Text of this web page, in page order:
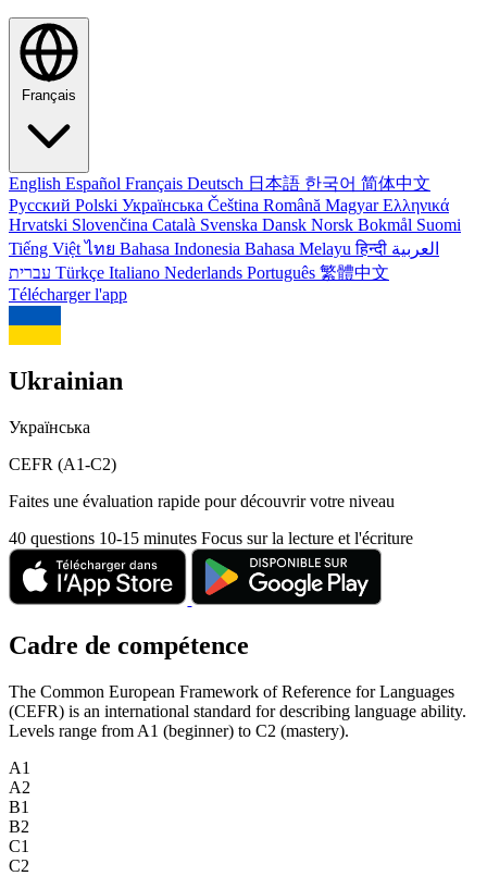
Français
English Español Français Deutsch 日本語 한국어 简体中文
Русский Polski Українська Čeština Română MagyarΕλληνικά
Hrvatski Slovenčina Català Svenska Dansk Norsk Bokmål Suomi
Tiếng Việtไทย Bahasa Indonesia Bahasa Melayuहिन्दी العربية
Türkçe Italiano Nederlands Português 繁體中文
Télécharger l'app
Ukrainian
Українська
CEFR (A1-C2)
Faites une évaluation rapide pour découvrir votre niveau
40 questions 10-15 minutes Focus sur la lecture et l'écriture
Cadre de compétence
The Common European Framework of Reference for Languages
(CEFR) is an international standard for describing language ability.
Levels range from A1 (beginner) to C2 (mastery).
A1
A2
B1
B2
C1
C2